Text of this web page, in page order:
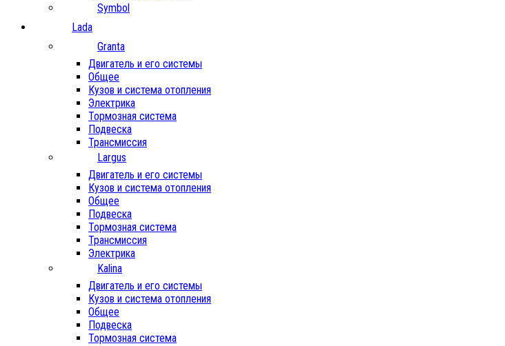
Symbol
Lada
Granta
Двигатель и его системы
Общее
Кузов и система отопления
Электрика
Тормозная система
Подвеска
Трансмиссия
Largus
Двигатель и его системы
Кузов и система отопления
Общее
Подвеска
Тормозная система
Трансмиссия
Электрика
Kalina
Двигатель и его системы
Кузов и система отопления
Общее
Подвеска
Тормозная система